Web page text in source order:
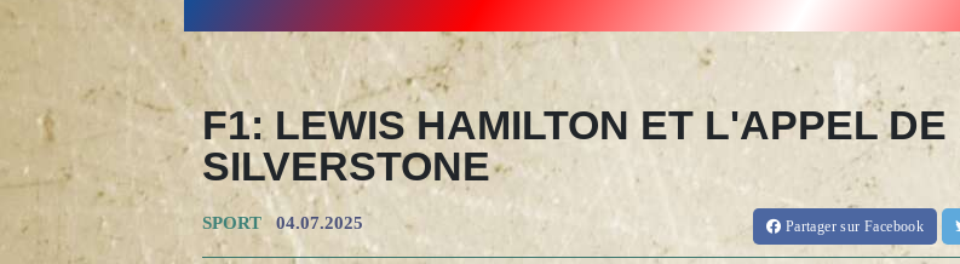
F1: LEWIS HAMILTON ET L'APPEL DE
SILVERSTONE
SPORT 04.07.2025 Partagersur Facebook